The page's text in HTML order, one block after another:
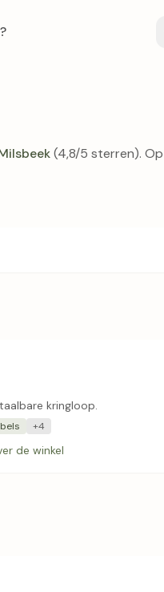
(4,8/5 sterren).
kringloop.
+4
de winkel